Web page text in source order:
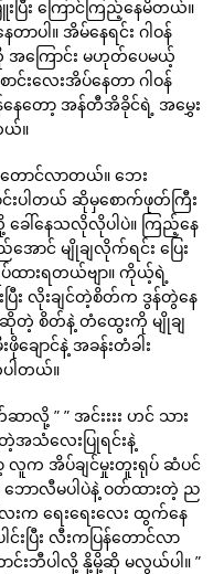
ြီး ကြောင်ကြည့်နေမိတယ်။
ာပါ။ အိမ်နေရင်း ဂါဝန်
အကြောင်း မဟုတ်ပေမယ့်
ာင်းလေးအိပ်နေတာ ဂါဝန်
တော့ အန်တီအိခိုင်ရဲ့ အမွှေး
ယ်။
ောင်လာတယ်။ ဘေး
းပါတယ် ဆိုမှစောက်ဖုတ်ကြီး
ေါ်နေသလိုလိုပါပဲ။ ကြည့်နေ
ာင် မျိုချလိုက်ရင်း ပြေး
ပ်ထားရတယ်ဗျာ။ ကိုယ့်ရဲ့
ပြီး လိုးချင်တဲ့စိတ်က ဒွန်တွဲနေ
ဆိုတဲ့ စိတ်နဲ့ တံထွေးကို မျိုချ
ချောင်နဲ့ အခန်းတံခါး
ါတယ်။
လို့ ” ” အင်းးးး ဟင် သား
အသံလေးပြုရင်းနဲ့
က အိပ်ချင်မှုးတူးရုပ် ဆံပင်
ောလီမပါပဲနဲ့ ဝတ်ထားတဲ့ ည
းက ရေးရေးလေး ထွက်နေ
းပြီး လီးကပြန်တောင်လာ
းဘီပါလို့ နို့မို့ဆို မလွယ်ပါ။ ”